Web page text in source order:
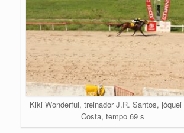
Kiki Wonderful, treinador J.R. Santos, jóquei
Costa, tempo 69 s